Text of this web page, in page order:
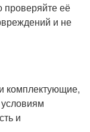
проверяйте её
и не
комплектующие,
и